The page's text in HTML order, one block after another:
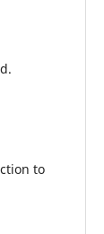
to